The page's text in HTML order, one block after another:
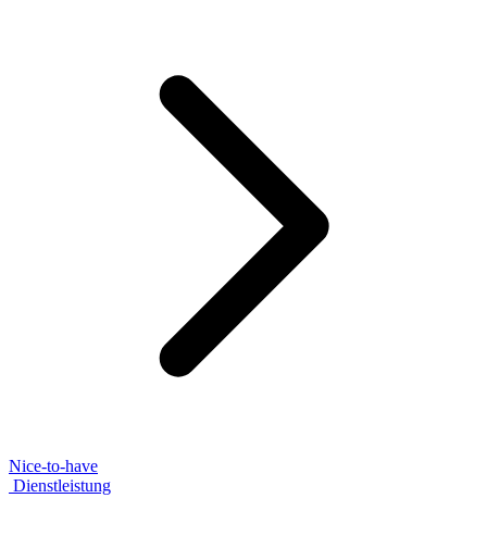
Nice-to-have
Dienstleistung